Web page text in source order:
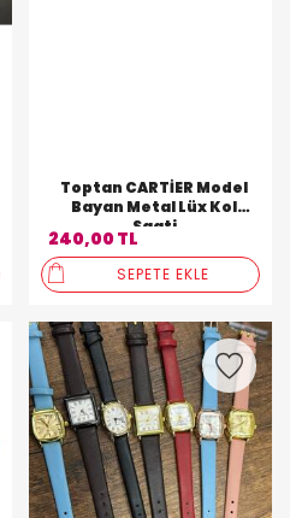
Toptan CARTİER Model
Bayan Metal Lüx Kol
Saati
240,00 TL
SEPETE EKLE